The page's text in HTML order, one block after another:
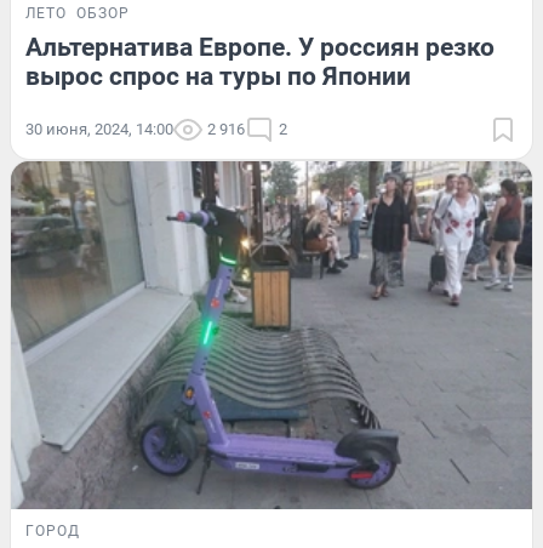
ЛЕТО ОБЗОР
Альтернатива Европе. У россиян резко
вырос спрос на туры по Японии
30 июня, 2024, 14:00 2 916 2
ГОРОД